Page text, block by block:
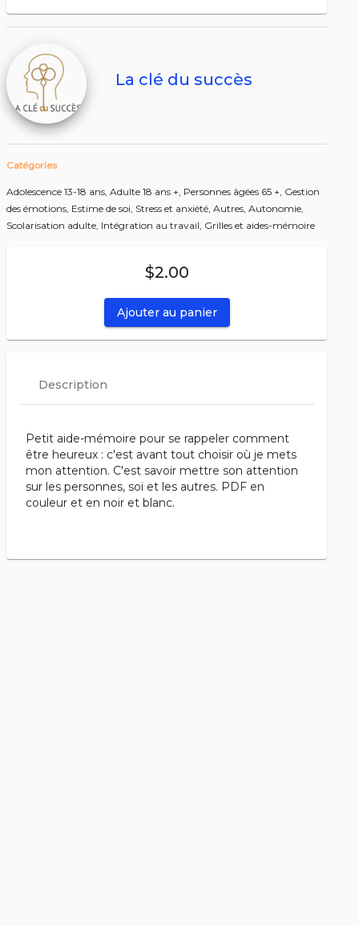
Catégories
Adolescence 13-18 ans, Adulte 18 ans +, Personnes âgées 65 +, Gestion
des émotions, Estime de soi, Stress et anxiété, Autres, Autonomie,
Scolarisation adulte, Intégration au travail, Grilles et aides-mémoire
$2.00
Ajouter au panier
La clé du succès
Description
Petit aide-mémoire pour se rappeler comment
être heureux : c'est avant tout choisir où je mets
mon attention. C'est savoir mettre son attention
sur les personnes, soi et les autres. PDF en
couleur et en noir et blanc.